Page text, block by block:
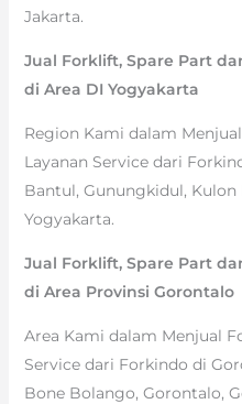
Jakarta.
Jual Forklift, Spare Part
di Area DI Yogyakarta
Region Kami dalam
Layanan Service dari
Bantul, Gunungkidul, Kulon
Yogyakarta.
Jual Forklift, Spare Part
di Area Provinsi Gorontalo
Area Kami dalam Menjual
Service dari Forkindo di
Bone Bolango, Gorontalo,